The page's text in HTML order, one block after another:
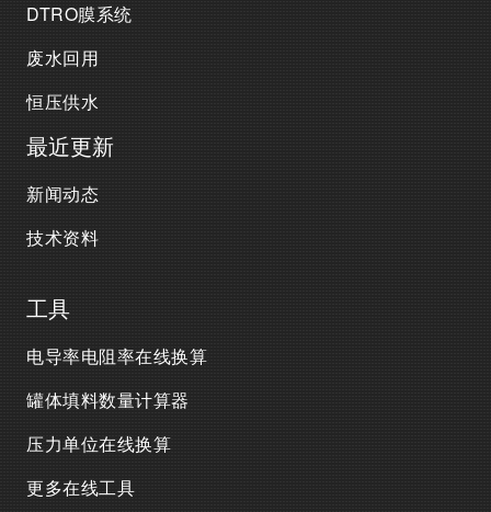
DTRO膜系统
废水回用
恒压供水
最近更新
新闻动态
技术资料
工具
电导率电阻率在线换算
罐体填料数量计算器
压力单位在线换算
更多在线工具